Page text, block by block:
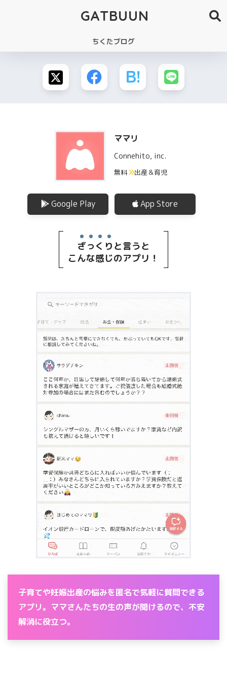
GATBUUN
ちくたブログ
ママリ
Connehito, inc.
無料 出産＆育児
Google Play App Store
ざっくり と言うと
こんな感じのアプリ！
子育てや妊娠出産の悩みを匿名で気軽に質問できる
アプリ。ママさんたちの生の声が聞けるので、不安
解消に役立つ。